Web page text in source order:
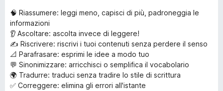
🧠 Riassumere: leggi meno, capisci di più, padroneggia le
informazioni
👂 Ascoltare: ascolta invece di leggere!
✍️ Riscrivere: riscrivi i tuoi contenuti senza perdere il senso
📐 Parafrasare: esprimi le idee a modo tuo
💬 Sinonimizzare: arricchisci o semplifica il vocabolario
🌍 Tradurre: traduci senza tradire lo stile di scrittura
✅ Correggere: elimina gli errori all'istante